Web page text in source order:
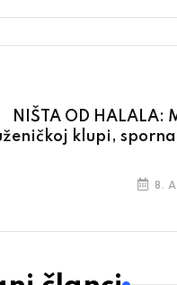
NIŠTA OD HALALA:
klupi,
8.